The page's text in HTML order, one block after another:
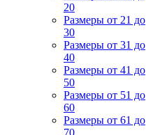
20
Размеры от 21 до
30
Размеры от 31 до
40
Размеры от 41 до
50
Размеры от 51 до
60
Размеры от 61 до
70